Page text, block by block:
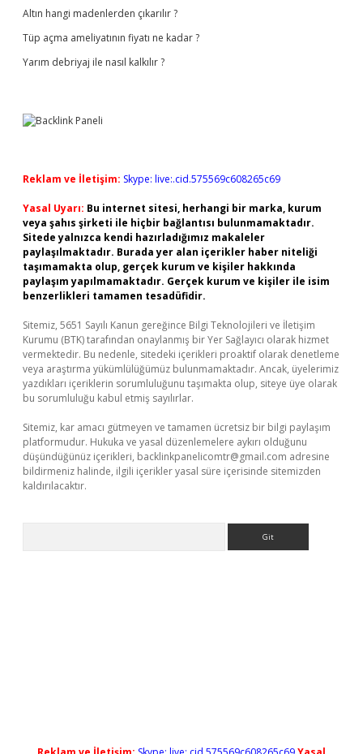
Altın hangi madenlerden çıkarılır ?
Tüp açma ameliyatının fiyatı ne kadar ?
Yarım debriyaj ile nasıl kalkılır ?
Reklam ve İletişim: Skype: live:.cid.575569c608265c69
Yasal Uyarı: Bu internet sitesi, herhangi bir marka, kurum
veya şahıs şirketi ile hiçbir bağlantısı bulunmamaktadır.
Sitede yalnızca kendi hazırladığımız makaleler
paylaşılmaktadır. Burada yer alan içerikler haber niteliği
taşımamakta olup, gerçek kurum ve kişiler hakkında
paylaşım yapılmamaktadır. Gerçek kurum ve kişiler ile isim
benzerlikleri tamamen tesadüfidir.
Sitemiz, 5651 Sayılı Kanun gereğince Bilgi Teknolojileri ve İletişim
Kurumu (BTK) tarafından onaylanmış bir Yer Sağlayıcı olarak hizmet
vermektedir. Bu nedenle, sitedeki içerikleri proaktif olarak denetleme
veya araştırma yükümlülüğümüz bulunmamaktadır. Ancak, üyelerimiz
yazdıkları içeriklerin sorumluluğunu taşımakta olup, siteye üye olarak
bu sorumluluğu kabul etmiş sayılırlar.
Sitemiz, kar amacı gütmeyen ve tamamen ücretsiz bir bilgi paylaşım
platformudur. Hukuka ve yasal düzenlemelere aykırı olduğunu
düşündüğünüz içerikleri, backlinkpanelicomtr@gmail.com adresine
bildirmeniz halinde, ilgili içerikler yasal süre içerisinde sitemizden
kaldırılacaktır.